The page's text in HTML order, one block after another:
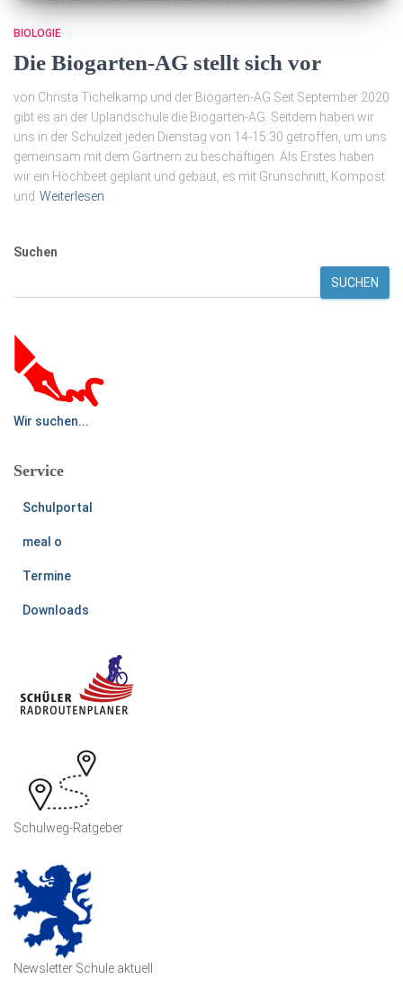
BIOLOGIE
Die Biogarten-AG stellt sich vor
von Christa Tichelkamp und der Biogarten-AG Seit September 2020
gibt es an der Uplandschule die Biogarten-AG. Seitdem haben wir
uns in der Schulzeit jeden Dienstag von 14-15:30 getroffen, um uns
gemeinsam mit dem Gärtnern zu beschäftigen. Als Erstes haben
wir ein Hochbeet geplant und gebaut, es mit Grünschnitt, Kompost
und Weiterlesen
Suchen
SUCHEN
Wir suchen...
Service
Schulportal
meal o
Termine
Downloads
Schulweg-Ratgeber
Newsletter Schule aktuell